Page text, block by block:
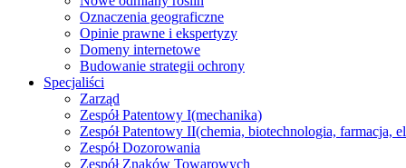
Oznaczenia geograficzne
Opinie prawne i ekspertyzy
Domeny internetowe
Budowanie strategii ochrony
Specjaliści
Zarząd
Zespół Patentowy I(mechanika)
Zespół Patentowy II(chemia, biotechnologia, farmacja,
Zespół Dozorowania
Zespół Znaków Towarowych